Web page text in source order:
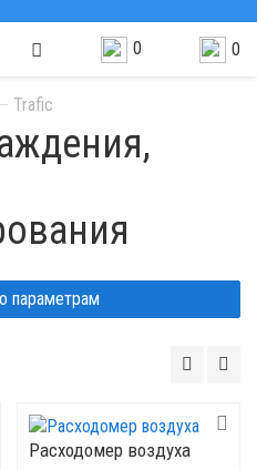
0 0
Trafic
параметрам
Расходомер воздуха